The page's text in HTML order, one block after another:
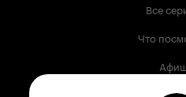
Все
Что